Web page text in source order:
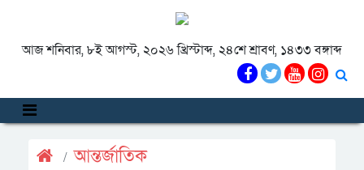
আজ শনিবার, ৮ই আগস্ট, ২০২৬ খ্রিস্টাব্দ, ২৪শে শ্রাবণ, ১৪৩৩ বঙ্গাব্দ
আন্তর্জাতিক